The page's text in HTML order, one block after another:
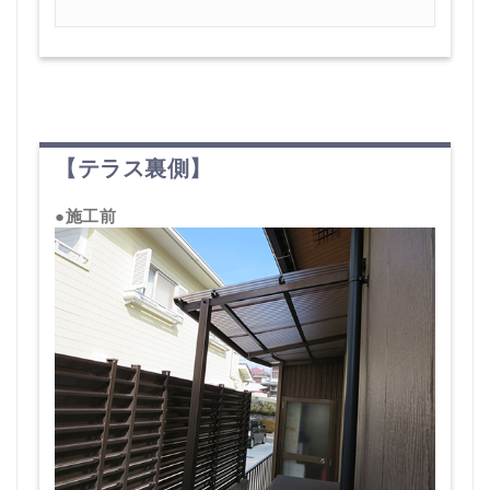
【テラス裏側】
●施工前